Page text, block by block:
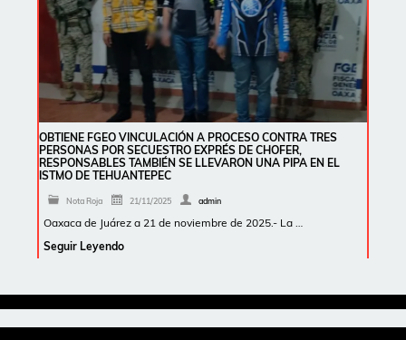
OBTIENE FGEO VINCULACIÓN A PROCESO CONTRA TRES
PERSONAS POR SECUESTRO EXPRÉS DE CHOFER,
RESPONSABLES TAMBIÉN SE LLEVARON UNA PIPA EN EL
ISTMO DE TEHUANTEPEC
Nota Roja 21/11/2025 admin
Oaxaca de Juárez a 21 de noviembre de 2025.- La …
Seguir Leyendo